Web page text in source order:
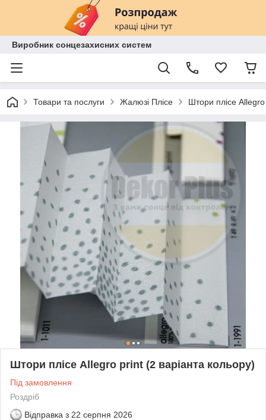
Виробник сонцезахисних систем
Товари та послуги Жалюзі Плісе Штори плісе
Штори плісе Аllegro print (2 варіанта кольору)
Під замовлення
Роздріб
Відправка з 22 серпня 2026